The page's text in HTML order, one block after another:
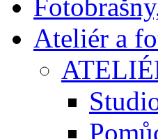
Ateliér a